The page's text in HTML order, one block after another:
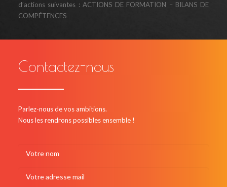
d’actions suivantes : ACTIONS DE FORMATION – BILANS DE
COMPÉTENCES
Contactez-nous
Parlez-nous de vos ambitions.
Nous les rendrons possibles ensemble !